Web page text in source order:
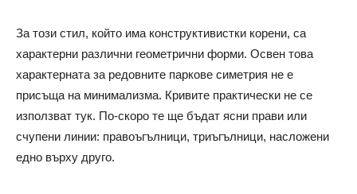
За този стил, който има конструктивистки корени, са
характерни различни геометрични форми. Освен това
характерната за редовните паркове симетрия не е
присъща на минимализма. Кривите практически не се
използват тук. По-скоро те ще бъдат ясни прави или
счупени линии: правоъгълници, триъгълници, насложени
едно върху друго.